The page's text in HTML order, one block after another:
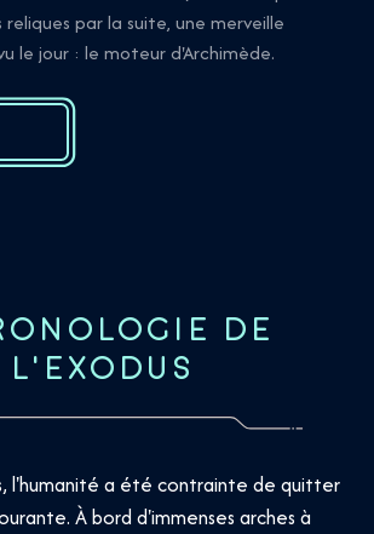
par la suite, une merveille
le jour : le moteur d'Archimède.
DE
L'EXODUS
l'humanité a été contrainte de quitter
À bord d'immenses arches à